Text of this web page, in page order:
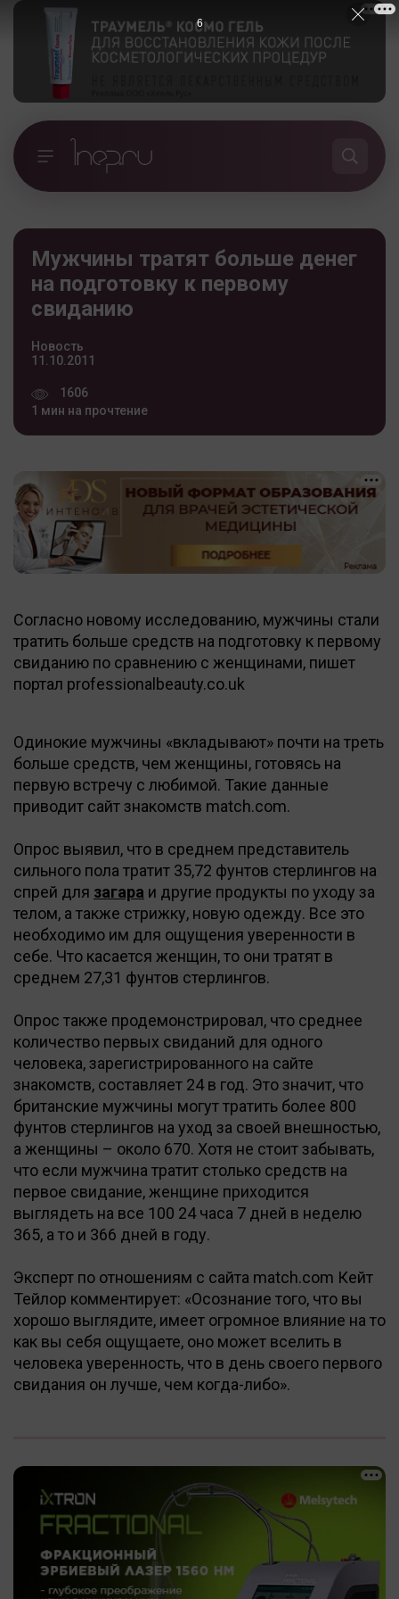
Мужчины тратят больше денег
на подготовку к первому
свиданию
Новость
11.10.2011
1606
1 мин на прочтение
Согласно новому исследованию, мужчины стали
тратить больше средств на подготовку к первому
свиданию по сравнению с женщинами, пишет
портал professionalbeauty.co.uk
Одинокие мужчины «вкладывают» почти на треть
больше средств, чем женщины, готовясь на
первую встречу с любимой. Такие данные
приводит сайт знакомств match.com.
Опрос выявил, что в среднем представитель
сильного пола тратит 35,72 фунтов стерлингов на
спрей для загара и другие продукты по уходу за
телом, а также стрижку, новую одежду. Все это
необходимо им для ощущения уверенности в
себе. Что касается женщин, то они тратят в
среднем 27,31 фунтов стерлингов.
Опрос также продемонстрировал, что среднее
количество первых свиданий для одного
человека, зарегистрированного на сайте
знакомств, составляет 24 в год. Это значит, что
британские мужчины могут тратить более 800
фунтов стерлингов на уход за своей внешностью,
а женщины – около 670. Хотя не стоит забывать,
что если мужчина тратит столько средств на
первое свидание, женщине приходится
выглядеть на все 100 24 часа 7 дней в неделю
365, а то и 366 дней в году.
Эксперт по отношениям с сайта match.com Кейт
Тейлор комментирует: «Осознание того, что вы
хорошо выглядите, имеет огромное влияние на то
как вы себя ощущаете, оно может вселить в
человека уверенность, что в день своего первого
свидания он лучше, чем когда-либо».
5